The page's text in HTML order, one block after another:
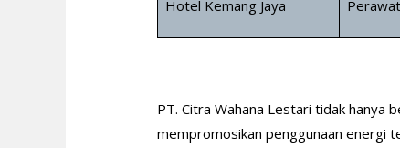
Hotel Kemang Jaya
PT. Citra Wahana Lestari tidak hanya
mempromosikan penggunaan energi